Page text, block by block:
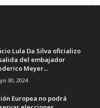
Lula Da Silva oficializo
del embajador
Meyer...
30, 2024
Europea no podrá